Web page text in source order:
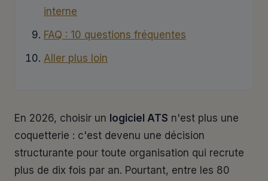
interne
FAQ : 10 questions fréquentes
Aller plus loin
En 2026, choisir un logiciel ATS n'est plus une
coquetterie : c'est devenu une décision
structurante pour toute organisation qui recrute
plus de dix fois par an. Pourtant, entre les 80